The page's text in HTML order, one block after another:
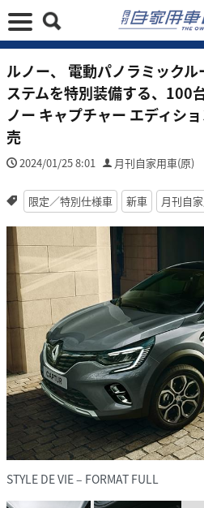
ルノー、 電動パノラミック
ステムを特別装備する、100
ノー キャプチャー エディシ
売
2024/01/25 8:01 月刊自家用車(原)
限定／特別仕様車 新車 月刊自
STYLE DE VIE – FORMAT FULL